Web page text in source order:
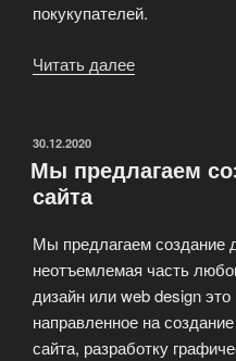
покукупателей.
Читать далее
и
ОПУБЛИКОВАНО
30.12.2020
Мы предлагаем
сайта
Мы предлагаем создание
неотъемлемая часть
дизайн или web design
направленное на
сайта, разработку